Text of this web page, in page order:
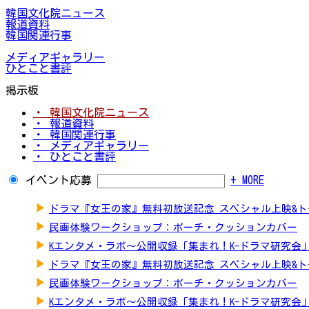
韓国文化院ニュース
報道資料
韓国関連行事
メディアギャラリー
ひとこと書評
掲示板
・ 韓国文化院ニュース
・ 報道資料
・ 韓国関連行事
・ メディアギャラリー
・ ひとこと書評
イベント応募 + MORE
▶ ドラマ『女王の家』無料初放送記念 スペシャル上映&
▶ 民画体験ワークショップ：ポーチ・クッションカバー
▶ Kエンタメ・ラボ～公開収録「集まれ！K-ドラマ研究会」
▶ ドラマ『女王の家』無料初放送記念 スペシャル上映&
▶ 民画体験ワークショップ：ポーチ・クッションカバー
▶ Kエンタメ・ラボ～公開収録「集まれ！K-ドラマ研究会」